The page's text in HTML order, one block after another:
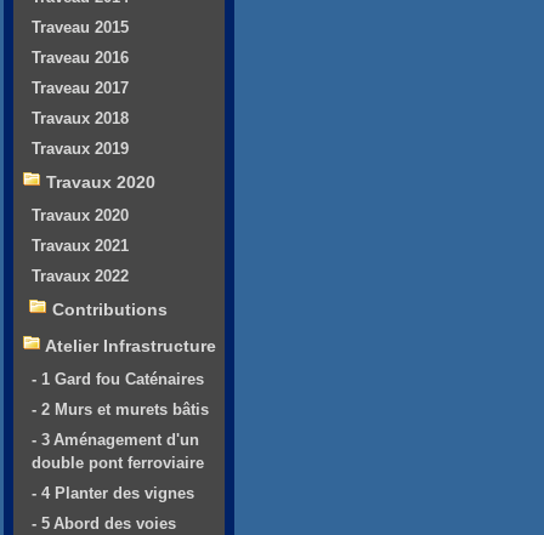
Traveau 2015
Traveau 2016
Traveau 2017
Travaux 2018
Travaux 2019
Travaux 2020
Travaux 2020
Travaux 2021
Travaux 2022
Contributions
Atelier Infrastructure
- 1 Gard fou Caténaires
- 2 Murs et murets bâtis
- 3 Aménagement d'un
double pont ferroviaire
- 4 Planter des vignes
- 5 Abord des voies